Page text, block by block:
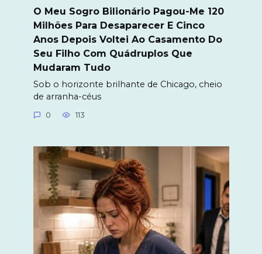
O Meu Sogro Bilionário Pagou-Me 120
Milhões Para Desaparecer E Cinco
Anos Depois Voltei Ao Casamento Do
Seu Filho Com Quádruplos Que
Mudaram Tudo
Sob o horizonte brilhante de Chicago, cheio
de arranha-céus
0 113